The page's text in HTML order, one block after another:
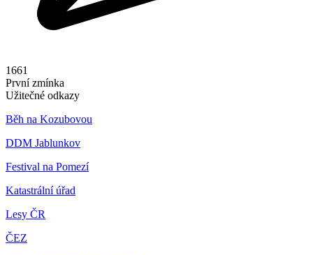
1661
První zmínka
Užitečné odkazy
Běh na Kozubovou
DDM Jablunkov
Festival na Pomezí
Katastrální úřad
Lesy ČR
ČEZ